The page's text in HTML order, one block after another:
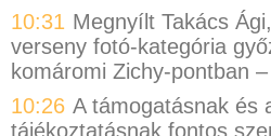
10:31 Megnyílt Takács
verseny fotó-kategória
komáromi Zichy-pontban
10:26 A támogatásnak és
tájékoztatásnak fontos